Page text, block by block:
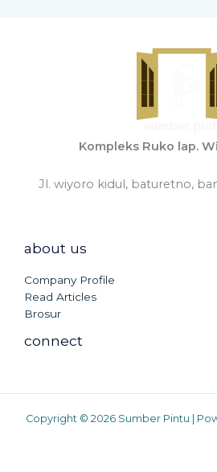
Kompleks Ruko lap.
Jl. wiyoro kidul, baturetno,
about us
Company Profile
Read Articles
Brosur
connect
Copyright © 2026 Sumber Pintu |